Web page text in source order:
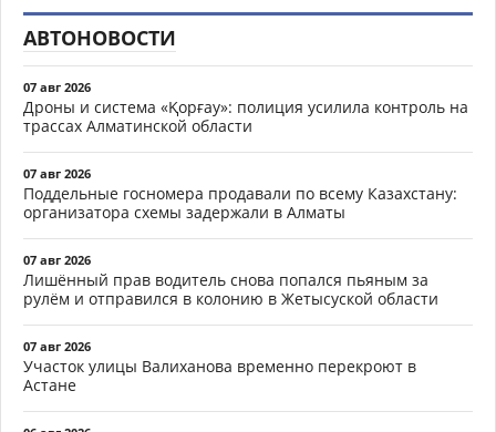
АВТОНОВОСТИ
07 авг 2026
Дроны и система «Қорғау»: полиция усилила контроль на
трассах Алматинской области
07 авг 2026
Поддельные госномера продавали по всему Казахстану:
организатора схемы задержали в Алматы
07 авг 2026
Лишённый прав водитель снова попался пьяным за
рулём и отправился в колонию в Жетысуской области
07 авг 2026
Участок улицы Валиханова временно перекроют в
Астане